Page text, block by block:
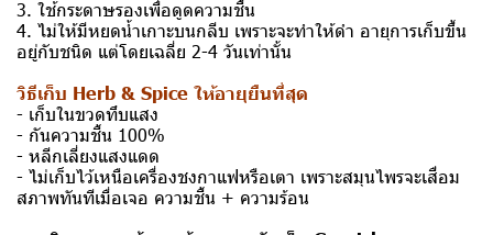
3. ใช้กระดาษรองเพื่อดูดความชื้น
4. ไม่ให้มีหยดน้ำเกาะบนกลีบ เพราะจะทำให้ดำ อายุการเก็บขึ้น
อยู่กับชนิด แต่โดยเฉลี่ย 2-4 วันเท่านั้น
วิธีเก็บ Herb & Spice ให้อายุยืนที่สุด
- เก็บในขวดทึบแสง
- กันความชื้น 100%
- หลีกเลี่ยงแสงแดด
- ไม่เก็บไว้เหนือเครื่องชงกาแฟหรือเตา เพราะสมุนไพรจะเสื่อม
สภาพทันทีเมื่อเจอ ความชื้น + ความร้อน